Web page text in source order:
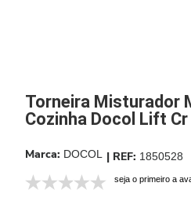
Torneira Misturador
Cozinha Docol Lift
DOCOL 1850528
seja o primeiro a